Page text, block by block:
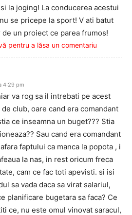
la joging! La conducerea acestui
se pricepe la sport! V ati batut
de un proiect ce parea frumos!
pentru a lăsa un comentariu
4:29 pm
va rog sa il intrebati pe acest
club, oare cand era comandant
ce inseamna un buget??? Stia
Sau cand era comandant
faptului ca manca la popota , i
la nas, in rest oricum freca
cam ce fac toti apevisti. si isi
sa vada daca sa virat salariul,
planificare bugetara sa faca? Ce
ce, nu este omul vinovat saracul,